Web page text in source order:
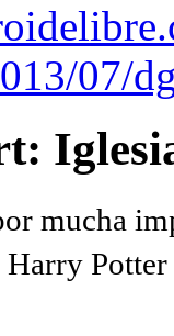
07/
mucha